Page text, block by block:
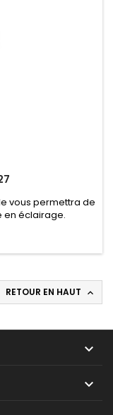
vous permettra de
en éclairage.
RETOUR EN HAUT 

